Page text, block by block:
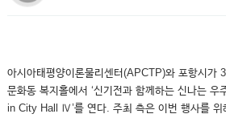
아시아태평양이론물리센터(APCTP)와 포항시가
문화동 복지홀에서 ‘신기전과 함께하는 신나는 우
in City Hall Ⅳ’를 연다. 주최 측은 이번 행사를 위